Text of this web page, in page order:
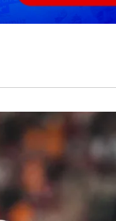
hazırlanmış